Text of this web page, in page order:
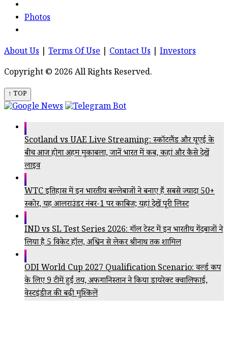
Photos
About Us Terms Of Use Contact Us
Investors
Copyright © 2026 All Rights Reserved.
↑ TOP
Scotland vs UAE Live Streaming: स्कॉटलैंड और यूएई के
बीच आज होगा अहम मुकाबला, जानें भारत में कब, कहां और कैसे देखें
लाइव
WTC इतिहास में इन भारतीय बल्लेबाजों ने बनाए हैं सबसे ज्यादा 50+
स्कोर, यह आलराउंडर नंबर-1 पर काबिज; यहां देखें पूरी लिस्ट
IND vs SL Test Series 2026: गॉल टेस्ट में इन भारतीय गेंदबाजों ने
लिया है 5 विकेट हॉल, अश्विन से लेकर श्रीनाथ तक शामिल
ODI World Cup 2027 Qualification Scenario: वर्ल्ड कप
के लिए 9 टीमें हुईं तय, अफगानिस्तान ने किया डायरेक्ट क्वालिफाई,
वेस्टइंडीज की बढ़ी मुश्किलें